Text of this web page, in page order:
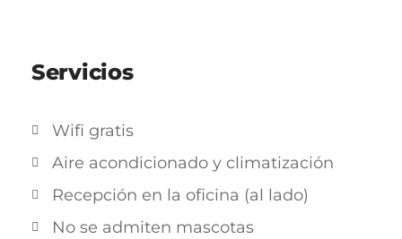
Servicios
Wifi gratis
Aire acondicionado y climatización
Recepción en la oficina (al lado)
No se admiten mascotas